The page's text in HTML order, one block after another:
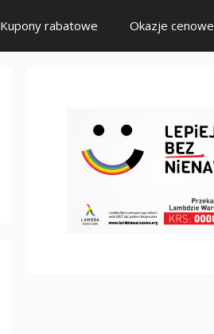
Kupony rabatowe Okazje cenowe